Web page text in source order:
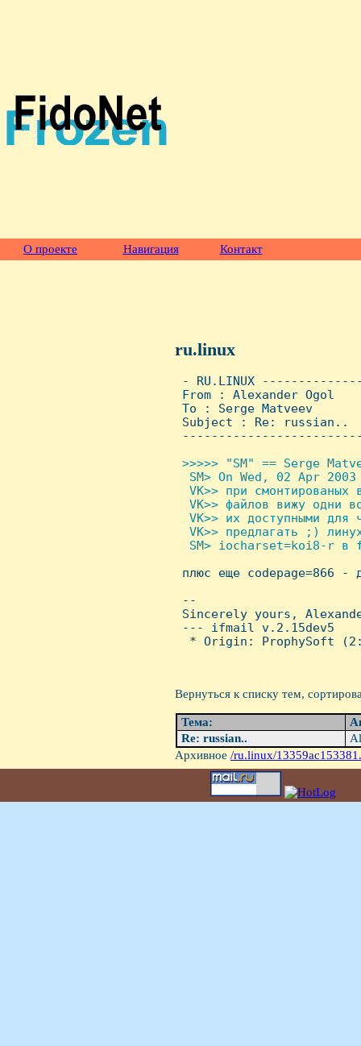
О проекте Навигация Контакт
ru.linux
- RU.LINUX
From : Alexander
To : Serge Matveev
Subject : Re: russian..
>>>>> "SM" == Serge
SM> On Wed, 02 Apr
VK>> пpи смонтиpованых
VK>> файлов вижу одни
VK>> их доступными для
VK>> пpедлагать ;)
SM> iocharset=koi8-r в
плюс еще codepage=866 -
--
Sincerely yours,
--- ifmail v.2.15dev5
* Origin: ProphySoft
Вернуться к списку тем,
Тема:
Re: russian..
Архивное /ru.linux/